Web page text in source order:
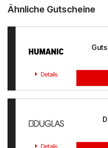
OTTO
tink
Ähnliche Gutscheine
Details
Details